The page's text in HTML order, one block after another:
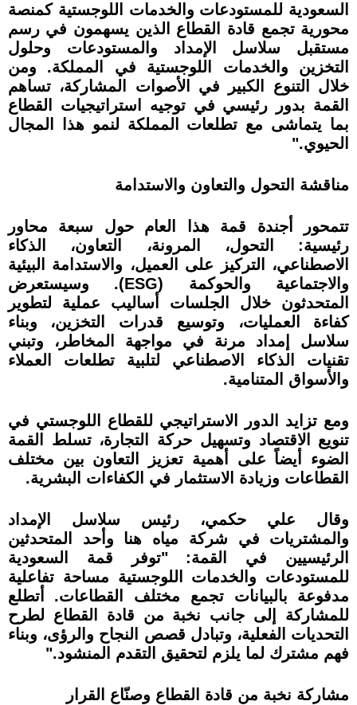
السعودية للمستودعات والخدمات اللوجستية كمنصة
محورية تجمع قادة القطاع الذين يسهمون في رسم
مستقبل سلاسل الإمداد والمستودعات وحلول
التخزين والخدمات اللوجستية في المملكة. ومن
خلال التنوع الكبير في الأصوات المشاركة، تساهم
القمة بدور رئيسي في توجيه استراتيجيات القطاع
بما يتماشى مع تطلعات المملكة لنمو هذا المجال
الحيوي."
مناقشة التحول والتعاون والاستدامة
تتمحور أجندة قمة هذا العام حول سبعة محاور
رئيسية: التحول، المرونة، التعاون، الذكاء
الاصطناعي، التركيز على العميل، والاستدامة البيئية
والاجتماعية والحوكمة (ESG). وسيستعرض
المتحدثون خلال الجلسات أساليب عملية لتطوير
كفاءة العمليات، وتوسيع قدرات التخزين، وبناء
سلاسل إمداد مرنة في مواجهة المخاطر، وتبني
تقنيات الذكاء الاصطناعي لتلبية تطلعات العملاء
والأسواق المتنامية.
ومع تزايد الدور الاستراتيجي للقطاع اللوجستي في
تنويع الاقتصاد وتسهيل حركة التجارة، تسلط القمة
الضوء أيضاً على أهمية تعزيز التعاون بين مختلف
القطاعات وزيادة الاستثمار في الكفاءات البشرية.
وقال علي حكمي، رئيس سلاسل الإمداد
والمشتريات في شركة مياه هنا وأحد المتحدثين
الرئيسيين في القمة: "توفر قمة السعودية
للمستودعات والخدمات اللوجستية مساحة تفاعلية
مدفوعة بالبيانات تجمع مختلف القطاعات. أتطلع
للمشاركة إلى جانب نخبة من قادة القطاع لطرح
التحديات الفعلية، وتبادل قصص النجاح والرؤى، وبناء
فهم مشترك لما يلزم لتحقيق التقدم المنشود."
مشاركة نخبة من قادة القطاع وصنّاع القرار